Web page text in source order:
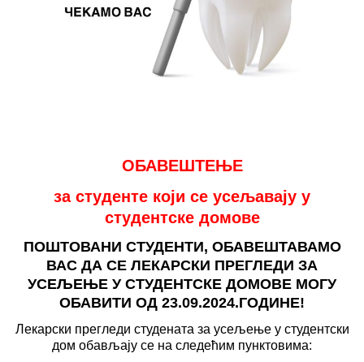
ОБАВЕШТЕЊЕ
за студенте који се усељавају у
студентске домове
ПОШТОВАНИ СТУДЕНТИ, ОБАВЕШТАВАМО
ВАС ДА СЕ ЛЕКАРСКИ ПРЕГЛЕДИ ЗА
УСЕЉЕЊЕ У СТУДЕНТСКЕ ДОМОВЕ МОГУ
ОБАВИТИ ОД 23.09.2024.ГОДИНЕ!
Лекарски прегледи студената за усељење у студентски
дом обављају се на следећим пунктовима: